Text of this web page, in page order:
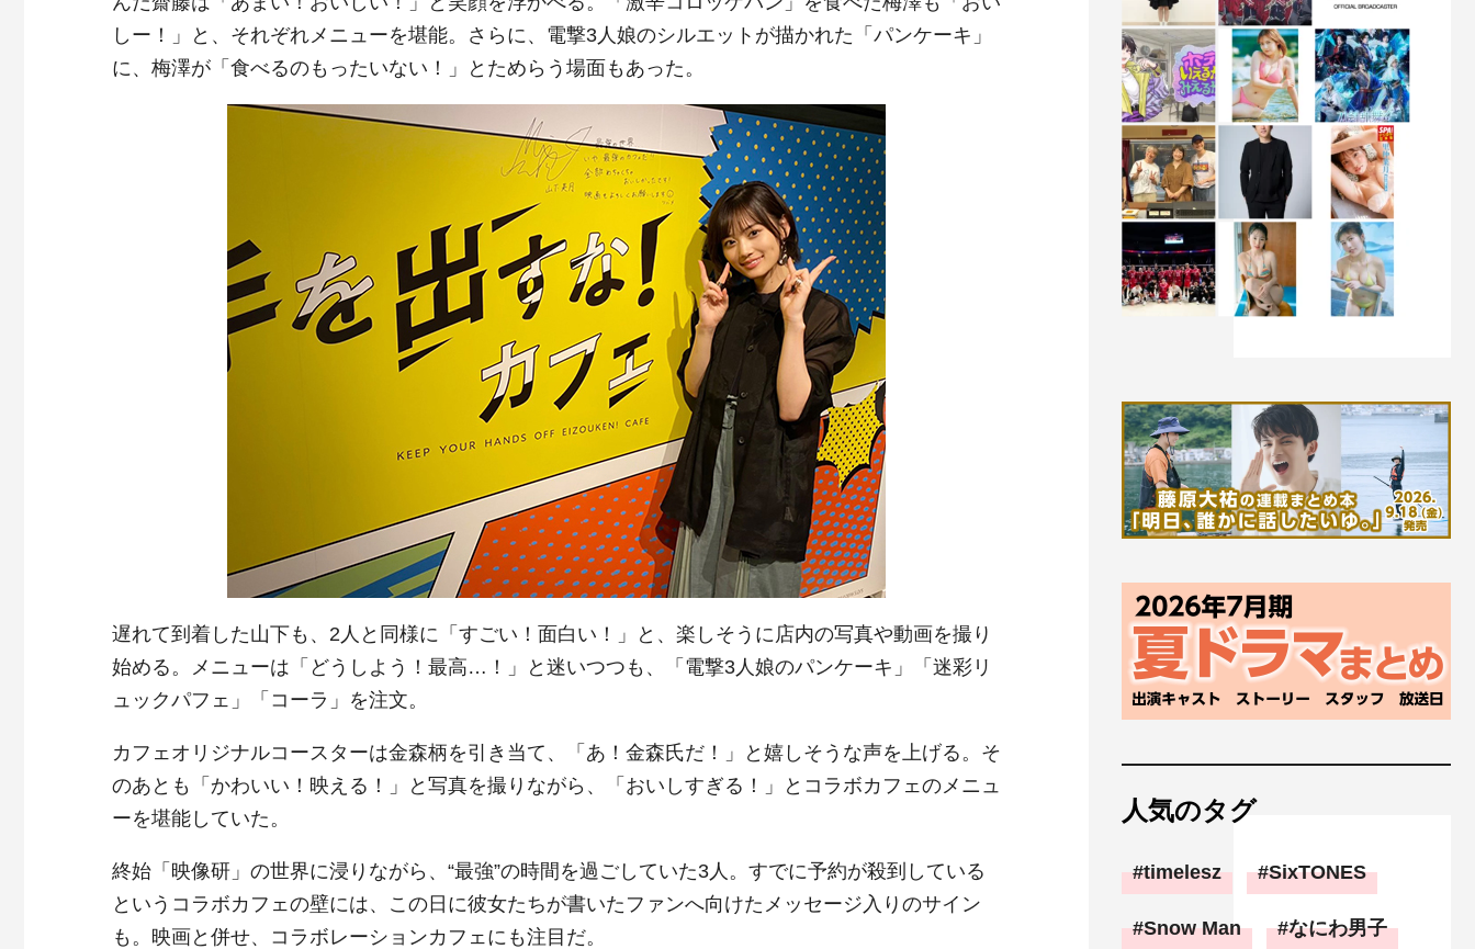
しー！」と、それぞれメニューを堪能。さらに、電撃3人娘のシルエットが描かれた「パンケーキ」
に、梅澤が「食べるのもったいない！」とためらう場面もあった。
遅れて到着した山下も、2人と同様に「すごい！面白い！」と、楽しそうに店内の写真や動画を撮り
始める。メニューは「どうしよう！最高…！」と迷いつつも、「電撃3人娘のパンケーキ」「迷彩リ
ュックパフェ」「コーラ」を注文。
カフェオリジナルコースターは金森柄を引き当て、「あ！金森氏だ！」と嬉しそうな声を上げる。そ
のあとも「かわいい！映える！」と写真を撮りながら、「おいしすぎる！」とコラボカフェのメニュ
ーを堪能していた。
終始「映像研」の世界に浸りながら、“最強”の時間を過ごしていた3人。すでに予約が殺到している
というコラボカフェの壁には、この日に彼女たちが書いたファンへ向けたメッセージ入りのサイン
も。映画と併せ、コラボレーションカフェにも注目だ。
人気のタグ
timelesz SixTONES
Snow Man なにわ男子